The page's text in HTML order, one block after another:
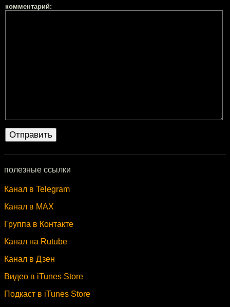
комментарий:
полезные ссылки
Канал в Telegram
Канал в MAX
Группа в Контакте
Канал на Rutube
Канал в Дзен
Видео в iTunes Store
Подкаст в iTunes Store